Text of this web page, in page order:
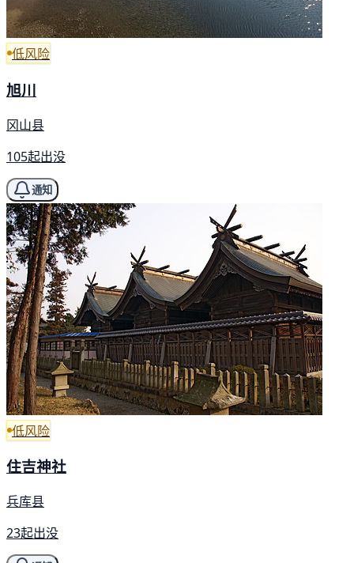
低风险
旭川
冈山县
105起出没
通知
低风险
住吉神社
兵库县
23起出没